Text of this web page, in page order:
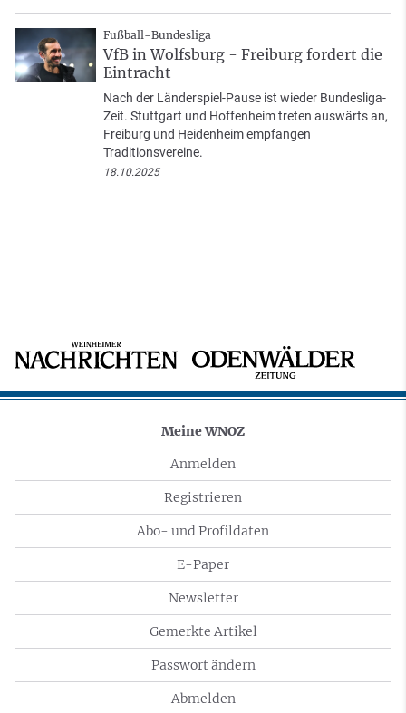
Fußball-Bundesliga
VfB in Wolfsburg - Freiburg fordert die
Eintracht
Nach der Länderspiel-Pause ist wieder Bundesliga-
Zeit. Stuttgart und Hoffenheim treten auswärts an,
Freiburg und Heidenheim empfangen
Traditionsvereine.
18.10.2025
Meine WNOZ
Anmelden
Registrieren
Abo- und Profildaten
E-Paper
Newsletter
Gemerkte Artikel
Passwort ändern
Abmelden